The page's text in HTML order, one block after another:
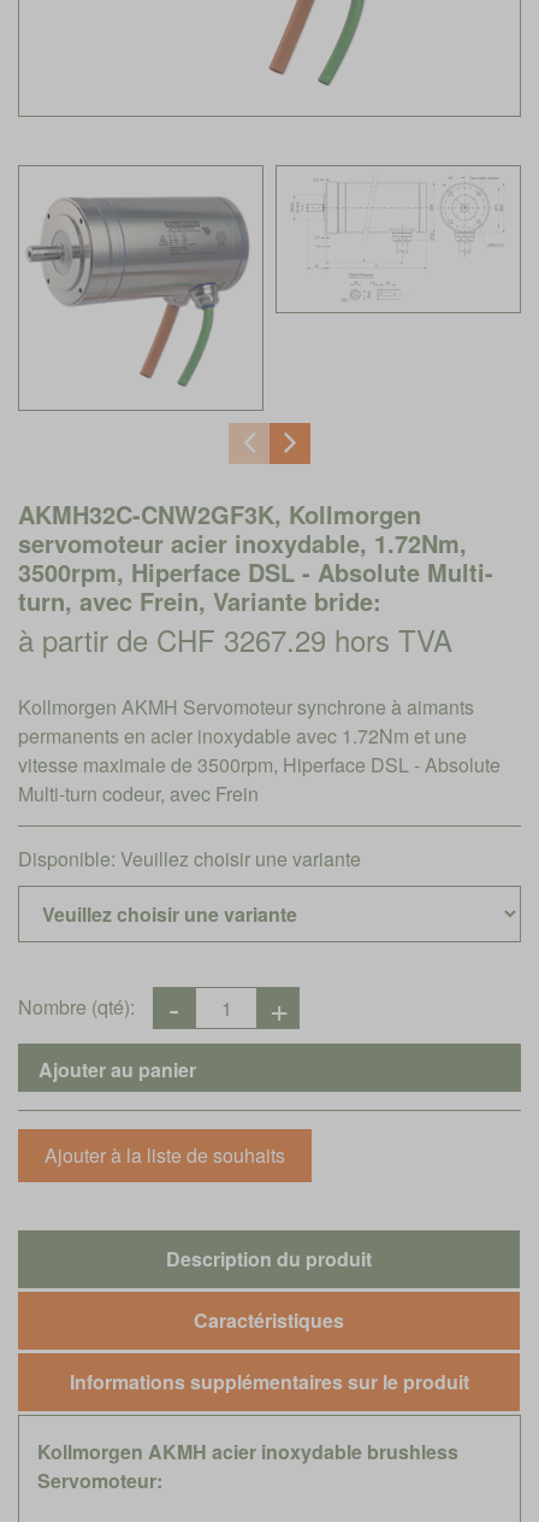
AKMH32C-CNW2GF3K, Kollmorgen
servomoteur acier inoxydable, 1.72Nm,
3500rpm, Hiperface DSL - Absolute Multi-
turn, avec Frein, Variante bride:
à partir de CHF 3267.29 hors TVA
Kollmorgen AKMH Servomoteur synchrone à aimants
permanents en acier inoxydable avec 1.72Nm et une
vitesse maximale de 3500rpm, Hiperface DSL - Absolute
Multi-turn codeur, avec Frein
Disponible: Veuillez choisir une variante
Nombre (qté):
Description du produit
Caractéristiques
Informations supplémentaires sur le produit
Kollmorgen AKMH acier inoxydable brushless
Servomoteur: